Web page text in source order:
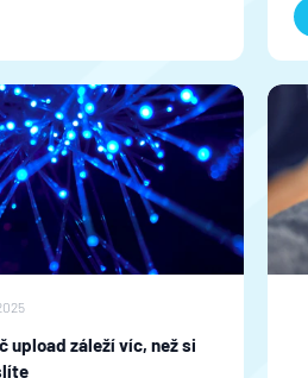
záleží víc, než si